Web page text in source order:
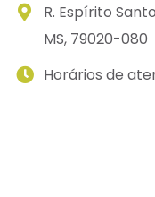
R. Espírito
MS, 79020-080
Horários de